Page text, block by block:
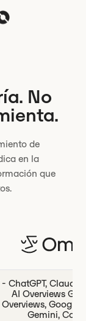
No
de
en la
que
- ChatGPT, Claude,
AI Overviews
Overviews, Google
Gemini,